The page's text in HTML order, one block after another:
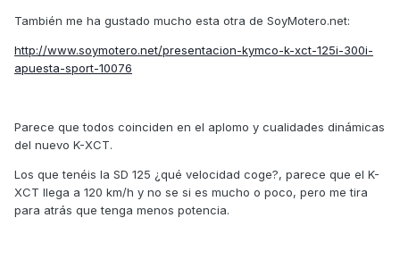
También me ha gustado mucho esta otra de SoyMotero.net:
http://www.soymotero.net/presentacion-kymco-k-xct-125i-300i-
apuesta-sport-10076
Parece que todos coinciden en el aplomo y cualidades dinámicas
del nuevo K-XCT.
Los que tenéis la SD 125 ¿qué velocidad coge?, parece que el K-
XCT llega a 120 km/h y no se si es mucho o poco, pero me tira
para atrás que tenga menos potencia.